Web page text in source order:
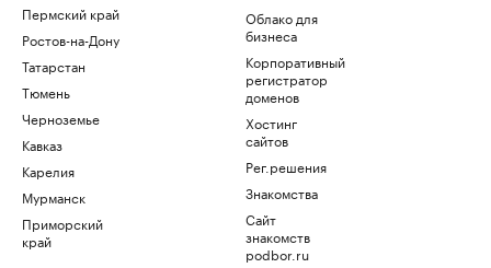
Пермский край
Ростов-на-Дону
Татарстан
Тюмень
Черноземье
Кавказ
Карелия
Мурманск
Приморский
край
Облако для
бизнеса
Корпоративный
регистратор
доменов
Хостинг
сайтов
Рег.решения
Знакомства
Сайт
знакомств
podbor.ru